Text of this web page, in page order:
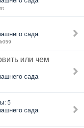
сада
или чем
сада
5
сада